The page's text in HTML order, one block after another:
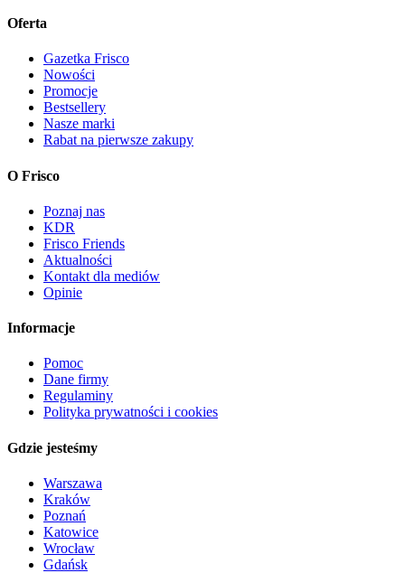
Oferta
Gazetka Frisco
Nowości
Promocje
Bestsellery
Nasze marki
Rabat na pierwsze zakupy
O Frisco
Poznaj nas
KDR
Frisco Friends
Aktualności
Kontakt dla mediów
Opinie
Informacje
Pomoc
Dane firmy
Regulaminy
Polityka prywatności i cookies
Gdzie jesteśmy
Warszawa
Kraków
Poznań
Katowice
Wrocław
Gdańsk